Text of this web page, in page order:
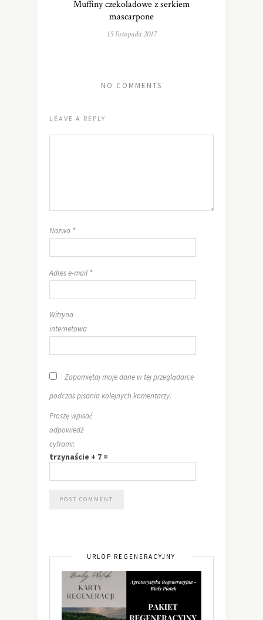
Muffiny czekoladowe z serkiem
mascarpone
15 listopada 2017
NO COMMENTS
LEAVE A REPLY
Nazwa *
Adres e-mail *
Witryna
internetowa
Zapamiętaj moje dane w tej przeglądarce
podczas pisania kolejnych komentarzy.
Proszę wpisać
odpowiedź
cyframi:
trzynaście + 7 =
URLOP REGENERACYJNY